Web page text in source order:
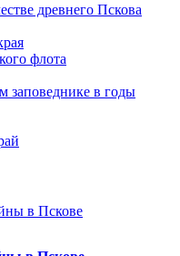
древнего Пскова
флота
заповеднике в годы